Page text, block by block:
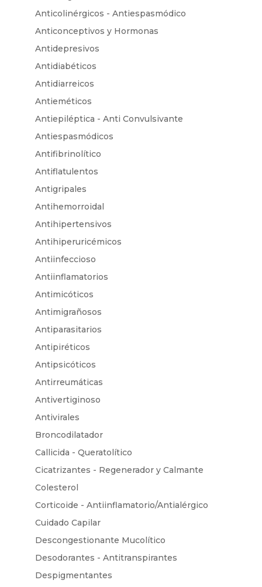
Anticolinérgicos - Antiespasmódico
Anticonceptivos y Hormonas
Antidepresivos
Antidiabéticos
Antidiarreicos
Antieméticos
Antiepiléptica - Anti Convulsivante
Antiespasmódicos
Antifibrinolítico
Antiflatulentos
Antigripales
Antihemorroidal
Antihipertensivos
Antihiperuricémicos
Antiinfeccioso
Antiinflamatorios
Antimicóticos
Antimigrañosos
Antiparasitarios
Antipiréticos
Antipsicóticos
Antirreumáticas
Antivertiginoso
Antivirales
Broncodilatador
Callicida - Queratolítico
Cicatrizantes - Regenerador y Calmante
Colesterol
Corticoide - Antiinflamatorio/Antialérgico
Cuidado Capilar
Descongestionante Mucolítico
Desodorantes - Antitranspirantes
Despigmentantes